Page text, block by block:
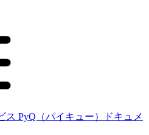
ス PyQ（パイキュー）ドキュメ